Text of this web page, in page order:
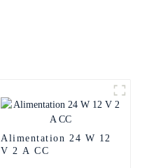
Alimentation 24 W 12
V 2 A CC